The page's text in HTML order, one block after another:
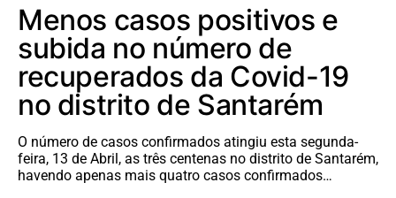
Menos casos positivos e
subida no número de
recuperados da Covid-19
no distrito de Santarém
O número de casos confirmados atingiu esta segunda-
feira, 13 de Abril, as três centenas no distrito de Santarém,
havendo apenas mais quatro casos confirmados…